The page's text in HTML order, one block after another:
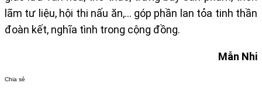
lãm tư liệu, hội thi nấu ăn,… góp phần lan tỏa tinh thần
đoàn kết, nghĩa tình trong cộng đồng.
Mẫn Nhi
Chia sẻ